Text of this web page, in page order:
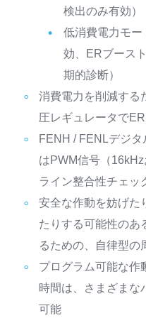
検出のみ有効）
低消費電力モ
効、ERブース
期的診断）
消費電力を削減する
圧レギュレータで
FENH / FENLデジ
はPWM信号（16kHz
ライン整合性チェッ
安全な作動を妨げた
たりする可能性のあ
るための、自律型の
プログラム可能な作
時間は、さまざまな
可能